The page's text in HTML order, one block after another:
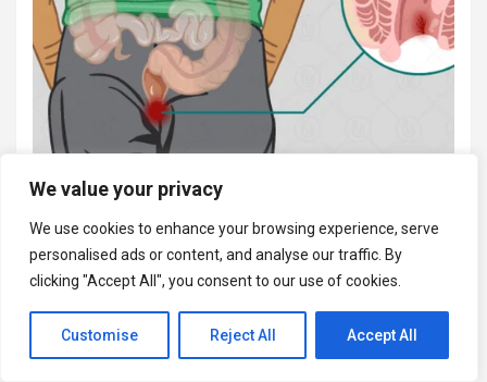
We value your privacy
We use cookies to enhance your browsing experience, serve
personalised ads or content, and analyse our traffic. By
clicking "Accept All", you consent to our use of cookies.
Customise Reject All Accept All